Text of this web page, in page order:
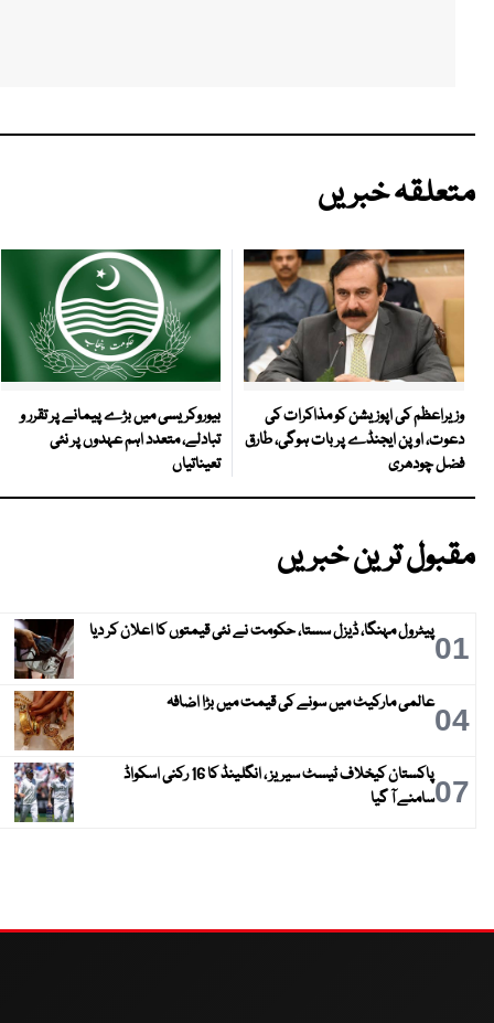
متعلقہ خبریں
وزیراعظم کی اپوزیشن کو مذاکرات کی
دعوت، اوپن ایجنڈے پر بات ہوگی، طارق
فضل چودھری
بیوروکریسی میں بڑے پیمانے پر تقرر و
تبادلے، متعدد اہم عہدوں پر نئی
تعیناتیاں
مقبول ترین خبریں
01پیٹرول مہنگا، ڈیزل سستا، حکومت نے نئی قیمتوں کا اعلان کر دیا
04عالمی مارکیٹ میں سونے کی قیمت میں بڑا اضافہ
07
پاکستان کیخلاف ٹیسٹ سیریز ، انگلینڈ کا 16 رکنی اسکواڈ
سامنے آ گیا